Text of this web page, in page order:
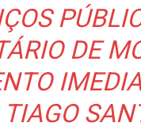
DE
TIAGO